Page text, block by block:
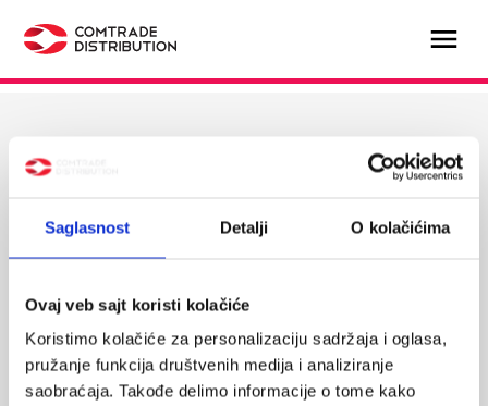
Saglasnost Detalji O kolačićima
Ovaj veb sajt koristi kolačiće
Koristimo kolačiće za personalizaciju sadržaja i oglasa,
pružanje funkcija društvenih medija i analiziranje
saobraćaja. Takođe delimo informacije o tome kako
Serbia
Hungary